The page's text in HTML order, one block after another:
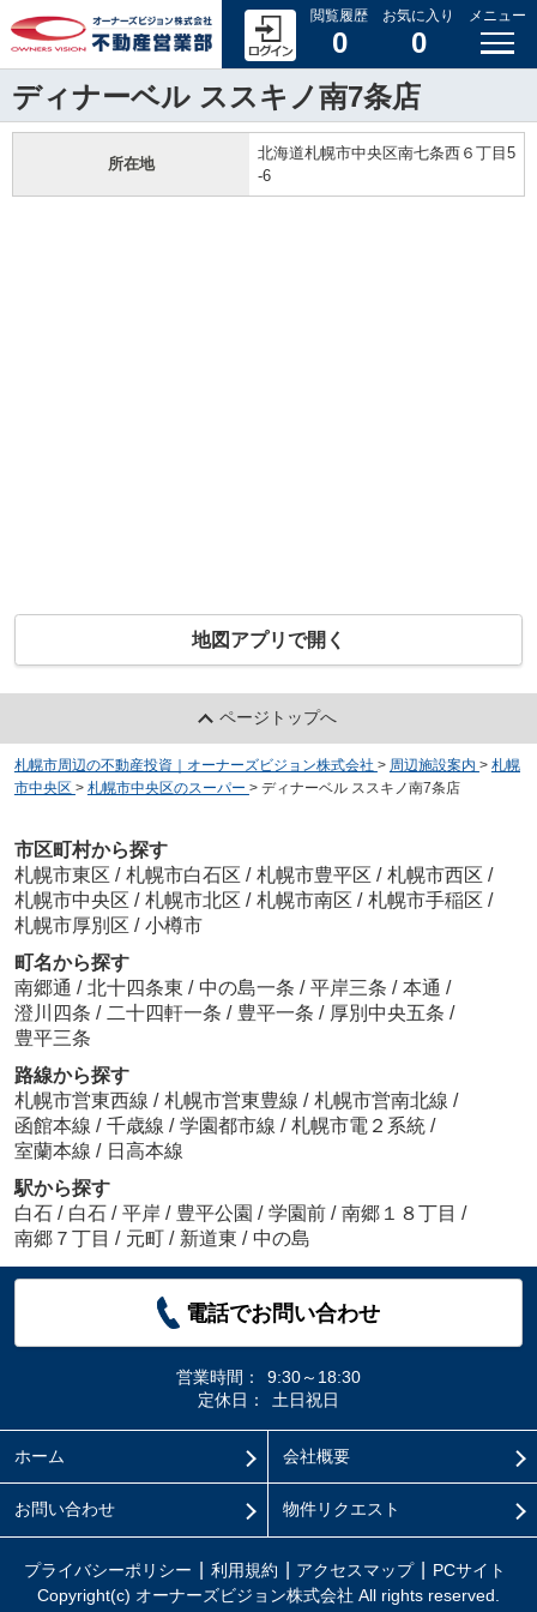
閲覧履歴
0
お気に入り
0
メニュー
ディナーベル ススキノ南7条店
所在地
北海道札幌市中央区南七条西６丁目5
-6
地図アプリで開く
ページトップへ
札幌市周辺の不動産投資｜オーナーズビジョン株式会社 > 周辺施設案内 > 札幌
市中央区 > 札幌市中央区のスーパー > ディナーベル ススキノ南7条店
市区町村から探す
札幌市東区 / 札幌市白石区 / 札幌市豊平区 / 札幌市西区 /
札幌市中央区 / 札幌市北区 / 札幌市南区 / 札幌市手稲区 /
札幌市厚別区 / 小樽市
町名から探す
南郷通 / 北十四条東 / 中の島一条 / 平岸三条 / 本通 /
澄川四条 / 二十四軒一条 / 豊平一条 / 厚別中央五条 /
豊平三条
路線から探す
札幌市営東西線 / 札幌市営東豊線 / 札幌市営南北線 /
函館本線 / 千歳線 / 学園都市線 / 札幌市電２系統 /
室蘭本線 / 日高本線
駅から探す
白石 / 白石 / 平岸 / 豊平公園 / 学園前 / 南郷１８丁目 /
南郷７丁目 / 元町 / 新道東 / 中の島
電話でお問い合わせ
営業時間：
9:30～18:30
定休日：
土日祝日
ホーム 会社概要
お問い合わせ 物件リクエスト
プライバシーポリシー 利用規約 アクセスマップ
PCサイト
Copyright(c) オーナーズビジョン株式会社 All rights reserved.